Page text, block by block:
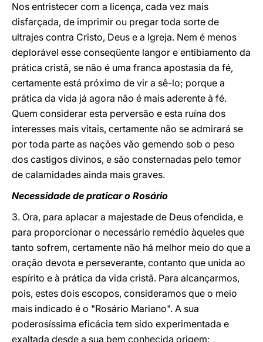
Nos entristecer com a licença, cada vez mais
disfarçada, de imprimir ou pregar toda sorte de
ultrajes contra Cristo, Deus e a Igreja. Nem é menos
deplorável esse conseqüente langor e entibiamento da
prática cristã, se não é uma franca apostasia da fé,
certamente está próximo de vir a sê-lo; porque a
prática da vida já agora não é mais aderente à fé.
Quem considerar esta perversão e esta ruína dos
interesses mais vitais, certamente não se admirará se
por toda parte as nações vão gemendo sob o peso
dos castigos divinos, e são consternadas pelo temor
de calamidades ainda mais graves.
Necessidade de praticar o Rosário
3. Ora, para aplacar a majestade de Deus ofendida, e
para proporcionar o necessário remédio àqueles que
tanto sofrem, certamente não há melhor meio do que a
oração devota e perseverante, contanto que unida ao
espírito e à prática da vida cristã. Para alcançarmos,
pois, estes dois escopos, consideramos que o meio
mais indicado é o "Rosário Mariano". A sua
poderosíssima eficácia tem sido experimentada e
exaltada desde a sua bem conhecida origem;